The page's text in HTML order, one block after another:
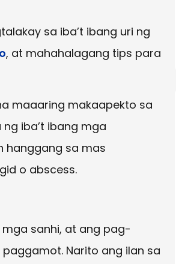
sa iba’t ibang uri ng
, at mahahalagang tips para
maaaring makaapekto sa
iba’t ibang mga
hanggang sa mas
o abscess.
sanhi, at ang pag-
Narito ang ilan sa